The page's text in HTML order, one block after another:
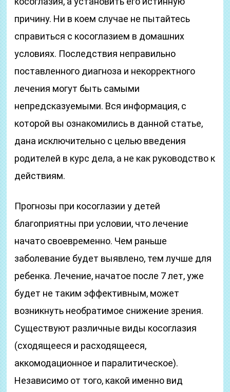
причину. Ни в коем случае не пытайтесь
справиться с косоглазием в домашних
условиях. Последствия неправильно
поставленного диагноза и некорректного
лечения могут быть самыми
непредсказуемыми. Вся информация, с
которой вы ознакомились в данной статье,
дана исключительно с целью введения
родителей в курс дела, а не как руководство к
действиям.
Прогнозы при косоглазии у детей
благоприятны при условии, что лечение
начато своевременно. Чем раньше
заболевание будет выявлено, тем лучше для
ребенка. Лечение, начатое после 7 лет, уже
будет не таким эффективным, может
возникнуть необратимое снижение зрения.
Существуют различные виды косоглазия
(сходящееся и расходящееся,
аккомодационное и паралитическое).
Независимо от того, какой именно вид